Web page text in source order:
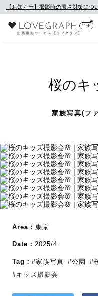
【お知らせ】撮影時の暑さ対策につ
桜のキ
家族写真(フ
Area： 東京
Date： 2025/4
Tag： #家族写真 #公園 #
#キッズ撮影会